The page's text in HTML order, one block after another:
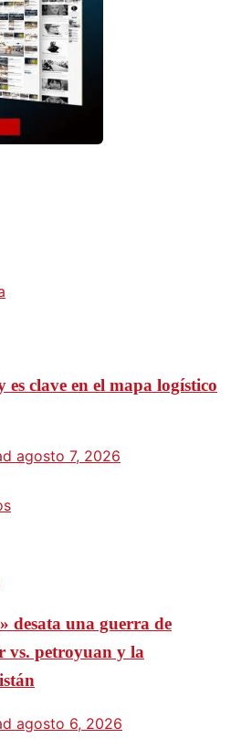
clave en el mapa logístico
agosto 7, 2026
desata una guerra de
vs. petroyuan y la
agosto 6, 2026